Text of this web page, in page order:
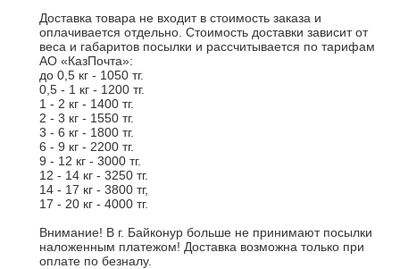
Доставка товара не входит в стоимость заказа и
оплачивается отдельно. Стоимость доставки зависит от
веса и габаритов посылки и рассчитывается по тарифам
АО «КазПочта»:
до 0,5 кг - 1050 тг.
0,5 - 1 кг - 1200 тг.
1 - 2 кг - 1400 тг.
2 - 3 кг - 1550 тг.
3 - 6 кг - 1800 тг.
6 - 9 кг - 2200 тг.
9 - 12 кг - 3000 тг.
12 - 14 кг - 3250 тг.
14 - 17 кг - 3800 тг,
17 - 20 кг - 4000 тг.
Внимание! В г. Байконур больше не принимают посылки
наложенным платежом! Доставка возможна только при
оплате по безналу.